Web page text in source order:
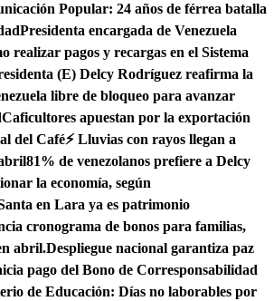
Popular: 24 años de férrea batalla
Presidenta encargada de Venezuela
realizar pagos y recargas en el Sistema
(E) Delcy Rodríguez reafirma la
libre de bloqueo para avanzar
Caficultores apuestan por la exportación
del Café⚡ Lluvias con rayos llegan a
81% de venezolanos prefiere a Delcy
la economía, según
en Lara ya es patrimonio
cronograma de bonos para familias,
abril.Despliegue nacional garantiza paz
pago del Bono de Corresponsabilidad
de Educación: Días no laborables por